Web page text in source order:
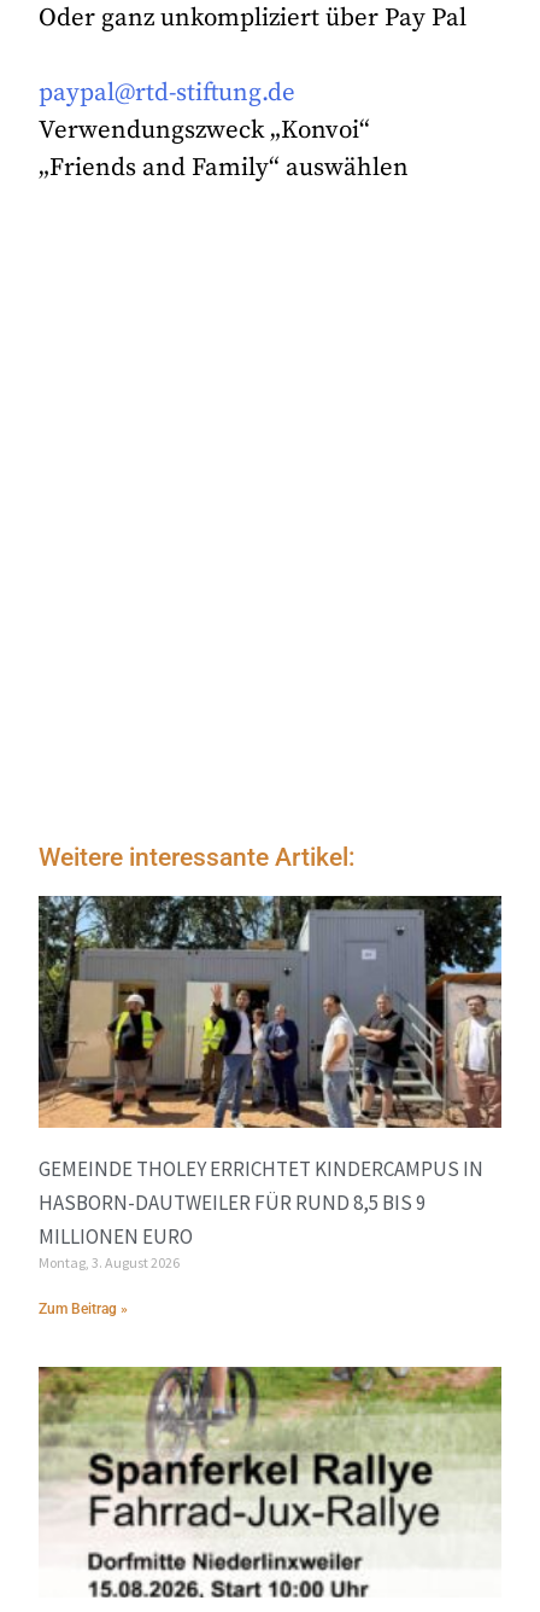
Oder ganz unkompliziert über Pay Pal
paypal@rtd-stiftung.de
Verwendungszweck „Konvoi“
„Friends and Family“ auswählen
Weitere interessante Artikel:
GEMEINDE THOLEY ERRICHTET KINDERCAMPUS IN
HASBORN-DAUTWEILER FÜR RUND 8,5 BIS 9
MILLIONEN EURO
Montag, 3. August 2026
Zum Beitrag »